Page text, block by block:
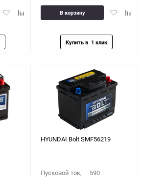
ДобавитьДобавить
Добавить
В корзину
HYUNDAI Bolt SMF56219
Пусковой ток, 590